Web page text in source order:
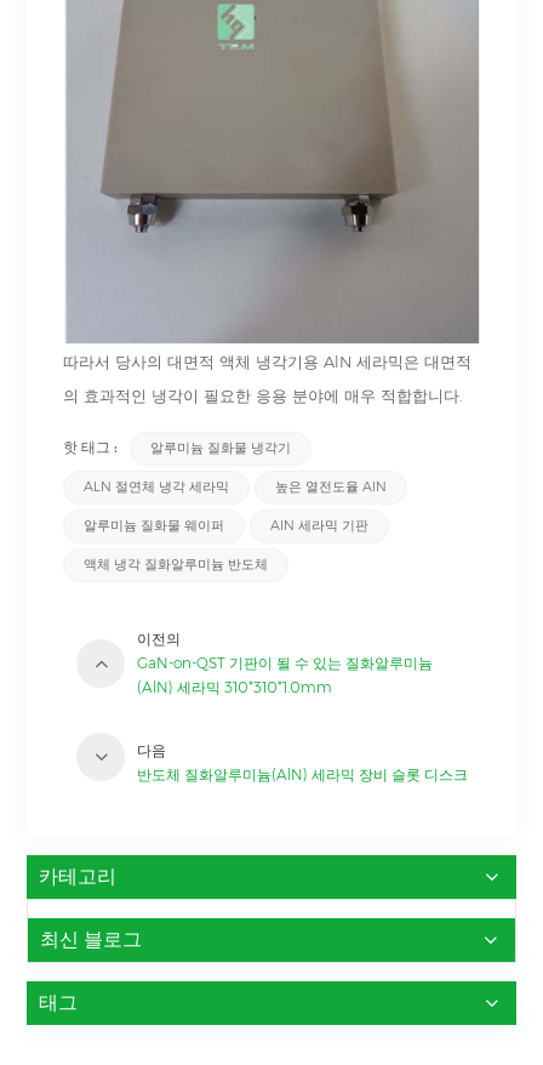
따라서 당사의 대면적 액체 냉각기용 AlN 세라믹은 대면적
의 효과적인 냉각이 필요한 응용 분야에 매우 적합합니다.
핫 태그 : 알루미늄 질화물 냉각기
ALN 절연체 냉각 세라믹 높은 열전도율 AlN
알루미늄 질화물 웨이퍼 AlN 세라믹 기판
액체 냉각 질화알루미늄 반도체
이전의
GaN-on-QST 기판이 될 수 있는 질화알루미늄
(AlN) 세라믹 310*310*1.0mm
다음
반도체 질화알루미늄(AlN) 세라믹 장비 슬롯 디스크
카테고리
최신 블로그
태그